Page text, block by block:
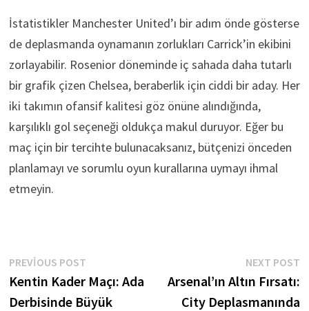
İstatistikler Manchester United’ı bir adım önde gösterse
de deplasmanda oynamanın zorlukları Carrick’in ekibini
zorlayabilir. Rosenior döneminde iç sahada daha tutarlı
bir grafik çizen Chelsea, beraberlik için ciddi bir aday. Her
iki takımın ofansif kalitesi göz önüne alındığında,
karşılıklı gol seçeneği oldukça makul duruyor. Eğer bu
maç için bir tercihte bulunacaksanız, bütçenizi önceden
planlamayı ve sorumlu oyun kurallarına uymayı ihmal
etmeyin.
Yazı
gezinmesi
PREVIOUS POSTPrevious
post:
Kentin Kader Maçı: Ada
Derbisinde Büyük
NEXT POST
Arsenal’ın Altın Fırsatı:
City Deplasmanında